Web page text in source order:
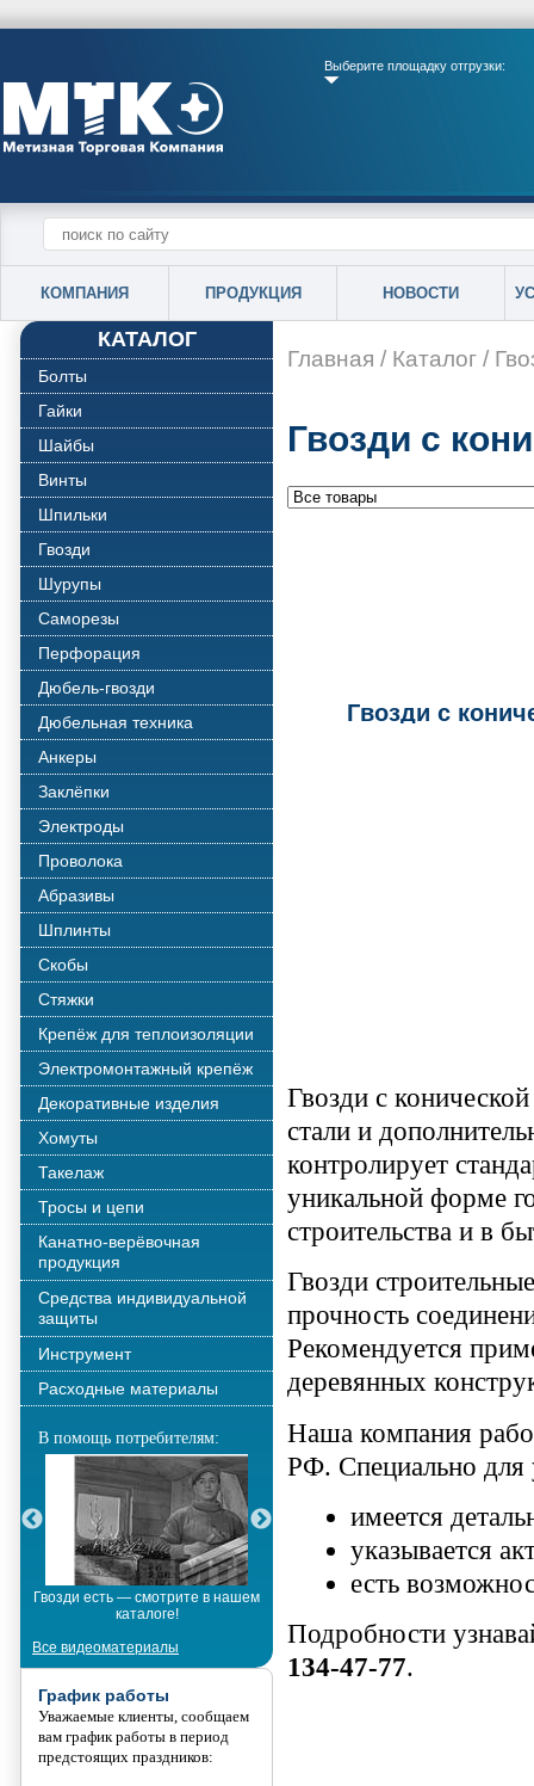
Выберите площадку отгрузки:
КОМПАНИЯ ПРОДУКЦИЯ НОВОСТИ
КАТАЛОГ
Болты
Гайки
Шайбы
Винты
Шпильки
Гвозди
Шурупы
Саморезы
Перфорация
Дюбель-гвозди
Дюбельная техника
Анкеры
Заклёпки
Электроды
Проволока
Абразивы
Шплинты
Скобы
Стяжки
Крепёж для теплоизоляции
Электромонтажный крепёж
Декоративные изделия
Хомуты
Такелаж
Тросы и цепи
Канатно-верёвочная
продукция
Средства индивидуальной
защиты
Инструмент
Расходные материалы
В помощь потребителям:
Гвозди есть — смотрите в нашем
каталоге!
Металлополимерные тросы
Все видеоматериалы
График работы
Уважаемые клиенты, сообщаем
вам график работы в период
предстоящих праздников:
Главная / Каталог /
Гвозди с
Гвозди с
Гвозди с
стали и
контролирует
уникальной форме
строительства и в
Гвозди
прочность
Рекомендуется
деревянных
Наша компания
РФ. Специально для
имеется
указывается
есть
Подробности
134-47-77.